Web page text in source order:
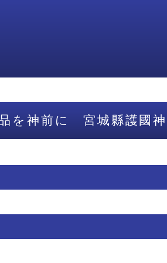
を神前に 宮城縣護國